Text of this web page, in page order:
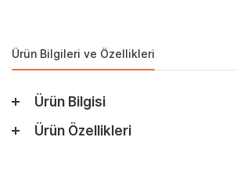
Ürün Bilgileri ve Özellikleri
Ürün Bilgisi
Ürün Özellikleri